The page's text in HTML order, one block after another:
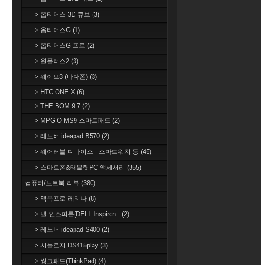
> 옵티머스 3D 큐브 (3)
> 옵티머스G (1)
> 옵티머스G 프로 (2)
> 원플러스2 (3)
> 웨이브3 (바다폰) (3)
> HTC ONE X (6)
> THE BOM 9.7 (2)
> MPGIO MS9 스마트패드 (2)
> 레노버 ideapad B570 (2)
> 웨어러블 디바이스 - 스마트워치 등 (45)
> 스마트폰&태블릿PC 액세서리 (355)
컴퓨터/노트북 리뷰 (380)
> 맥북프로 레티나 (8)
> 델 인스피론(DELL Inspiron.. (2)
> 레노버 ideapad S400 (2)
> 시놀로지 DS415play (3)
> 씽크패드(ThinkPad) (4)